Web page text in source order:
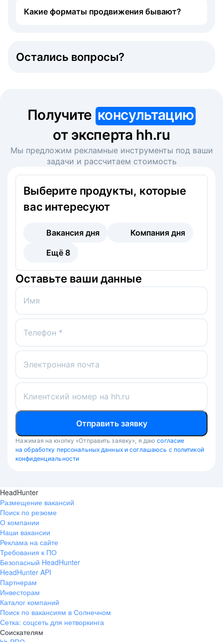
Какие форматы продвижения бывают?
Остались вопросы?
Получите консультацию
от эксперта hh.ru
Мы предложим рекламные инструменты под ваши
задачи и рассчитаем стоимость
Выберите продукты, которые
вас интересуют
Вакансия дня
Компания дня
Ещё 8
Оставьте ваши данные
Имя
Телефон *
Электронная почта
Клиентский номер на hh.ru
Отправить заявку
Нажимая на кнопку «Отправить заявку», я даю согласие
на обработку персональных данных и соглашаюсь с политикой
конфиденциальности
HeadHunter
Размещение вакансий
Поиск по резюме
О компании
Наши вакансии
Реклама на сайте
Требования к ПО
Безопасный HeadHunter
HeadHunter API
Партнерам
Инвесторам
Каталог компаний
Поиск по вакансиям в Солнечном
Сетка: соцсеть для нетворкинга
Соискателям